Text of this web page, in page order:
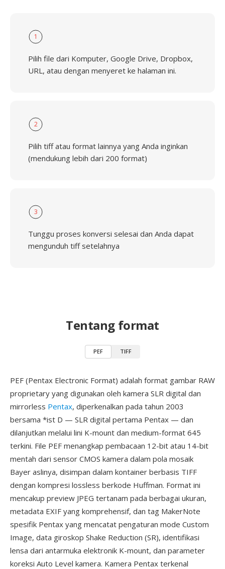
1
Pilih file dari Komputer, Google Drive, Dropbox,
URL, atau dengan menyeret ke halaman ini.
2
Pilih tiff atau format lainnya yang Anda inginkan
(mendukung lebih dari 200 format)
3
Tunggu proses konversi selesai dan Anda dapat
mengunduh tiff setelahnya
Tentang format
PEF TIFF
PEF (Pentax Electronic Format) adalah format gambar RAW
proprietary yang digunakan oleh kamera SLR digital dan
mirrorless Pentax, diperkenalkan pada tahun 2003
bersama *ist D — SLR digital pertama Pentax — dan
dilanjutkan melalui lini K-mount dan medium-format 645
terkini. File PEF menangkap pembacaan 12-bit atau 14-bit
mentah dari sensor CMOS kamera dalam pola mosaik
Bayer aslinya, disimpan dalam kontainer berbasis TIFF
dengan kompresi lossless berkode Huffman. Format ini
mencakup preview JPEG tertanam pada berbagai ukuran,
metadata EXIF yang komprehensif, dan tag MakerNote
spesifik Pentax yang mencatat pengaturan mode Custom
Image, data giroskop Shake Reduction (SR), identifikasi
lensa dari antarmuka elektronik K-mount, dan parameter
koreksi Auto Level kamera. Kamera Pentax terkenal